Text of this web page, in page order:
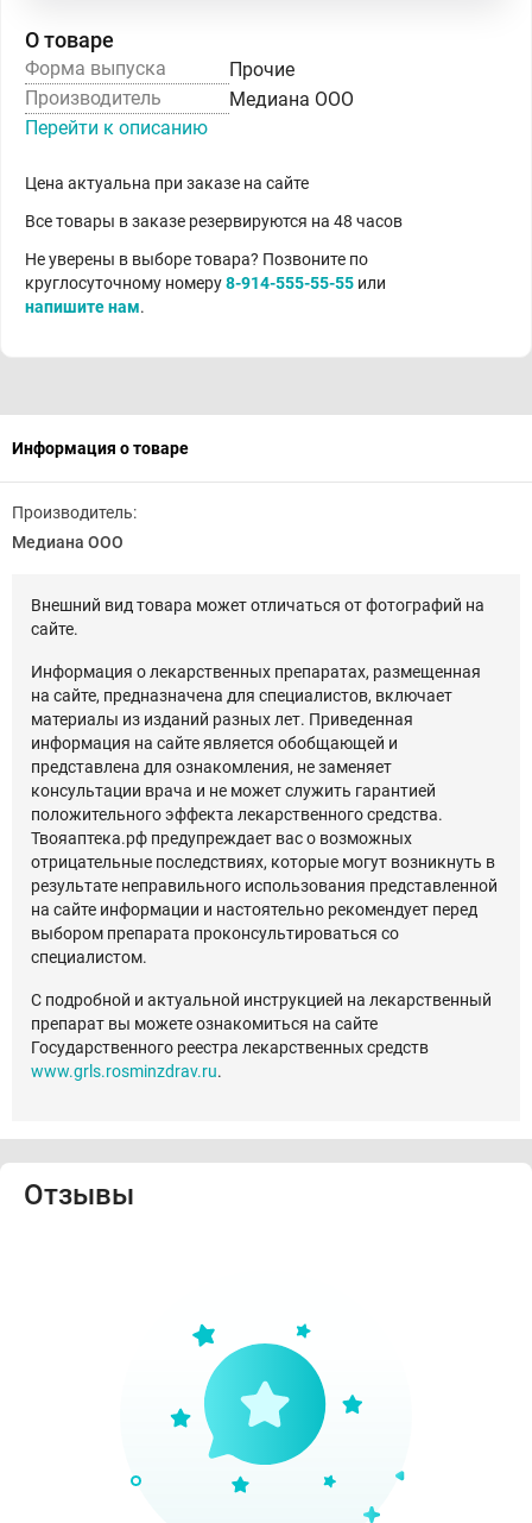
О товаре
Форма выпуска
Прочие
Производитель
Медиана ООО
Перейти к описанию
Цена актуальна при заказе на сайте
Все товары в заказе резервируются на 48 часов
Не уверены в выборе товара? Позвоните по
круглосуточному номеру8-914-555-55-55 или
напишите нам.
Информация о товаре
Производитель:
Медиана ООО
Внешний вид товара может отличаться от фотографий на
сайте.
Информация о лекарственных препаратах, размещенная
на сайте, предназначена для специалистов, включает
материалы из изданий разных лет. Приведенная
информация на сайте является обобщающей и
представлена для ознакомления, не заменяет
консультации врача и не может служить гарантией
положительного эффекта лекарственного средства.
Твояаптека.рф предупреждает вас о возможных
отрицательные последствиях, которые могут возникнуть в
результате неправильного использования представленной
на сайте информации и настоятельно рекомендует перед
выбором препарата проконсультироваться со
специалистом.
С подробной и актуальной инструкцией на лекарственный
препарат вы можете ознакомиться на сайте
Государственного реестра лекарственных средств
www.grls.rosminzdrav.ru.
Отзывы